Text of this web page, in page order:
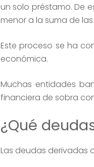
un solo préstamo. De
menor a la suma de
Este proceso se ha
económica.
Muchas entidades
financiera de sobra
¿Qué
Las deudas derivadas